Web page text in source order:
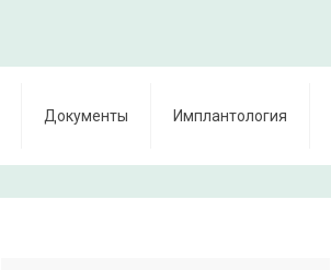
Документы Имплантология